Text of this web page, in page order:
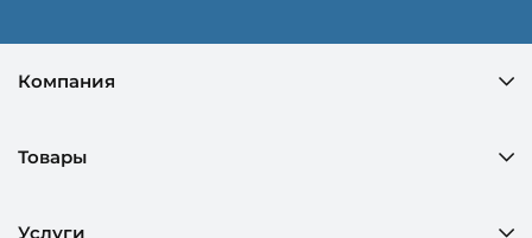
Компания
Товары
Услуги